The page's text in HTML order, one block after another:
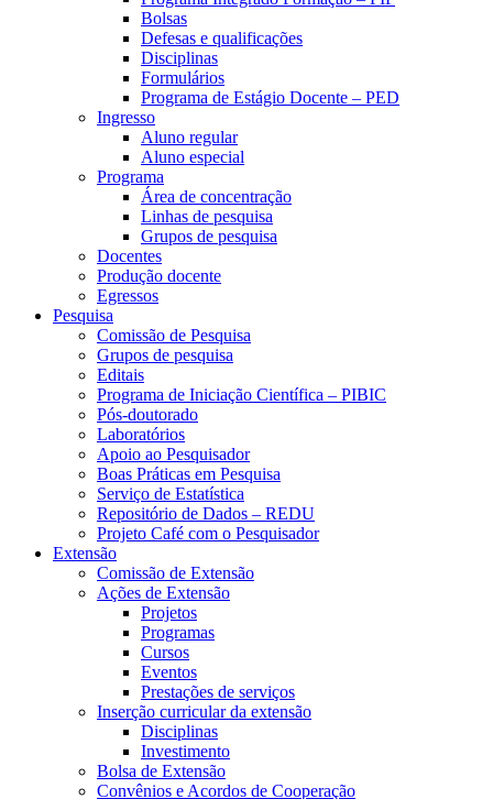
Bolsas
Defesas e qualificações
Disciplinas
Formulários
Programa de Estágio Docente – PED
Ingresso
Aluno regular
Aluno especial
Programa
Área de concentração
Linhas de pesquisa
Grupos de pesquisa
Docentes
Produção docente
Egressos
Pesquisa
Comissão de Pesquisa
Grupos de pesquisa
Editais
Programa de Iniciação Científica – PIBIC
Pós-doutorado
Laboratórios
Apoio ao Pesquisador
Boas Práticas em Pesquisa
Serviço de Estatística
Repositório de Dados – REDU
Projeto Café com o Pesquisador
Extensão
Comissão de Extensão
Ações de Extensão
Projetos
Programas
Cursos
Eventos
Prestações de serviços
Inserção curricular da extensão
Disciplinas
Investimento
Bolsa de Extensão
Convênios e Acordos de Cooperação